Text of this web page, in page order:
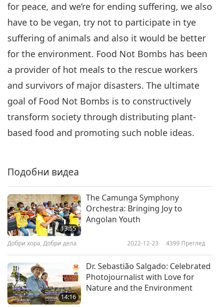
for peace, and we’re for ending suffering, we also
have to be vegan, try not to participate in tye
suffering of animals and also it would be better
for the environment. Food Not Bombs has been
a provider of hot meals to the rescue workers
and survivors of major disasters. The ultimate
goal of Food Not Bombs is to constructively
transform society through distributing plant-
based food and promoting such noble ideas.
Подобни видеа
13:55
The Camunga Symphony
Orchestra: Bringing Joy to
Angolan Youth
Добри хора, Добри дела 2022-12-23 4399 Преглед
14:16
Dr. Sebastião Salgado: Celebrated
Photojournalist with Love for
Nature and the Environment